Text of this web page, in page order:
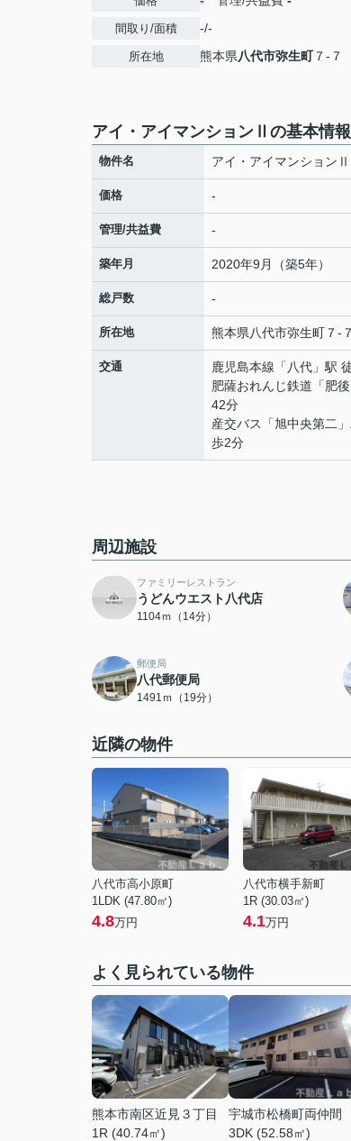
間取り/面積 -/-
所在地 熊本県八代市弥生町７-７
アイ・アイマンションⅡの基本情報
物件名 アイ・アイマンションⅡ
価格 -
管理/共益費 -
築年月 2020年9月（築5年）
総戸数 -
所在地 熊本県八代市弥生町 ７-７
交通 鹿児島本線 「 八代 」駅
肥薩おれんじ鉄道 「 肥
42分
産交バス「旭中央第二
歩2分
周辺施設
ファミリーレストラン
うどんウエスト八代店
1104ｍ（14分）
郵便局
八代郵便局
1491ｍ（19分）
近隣の物件
八代市高小原町
1LDK (47.80㎡)
4.8万円
八代市横手新町
1R (30.03㎡)
4.1万円
よく見られている物件
熊本市南区近見３丁目
1R (40.74㎡)
宇城市松橋町両仲間
3DK (52.58㎡)